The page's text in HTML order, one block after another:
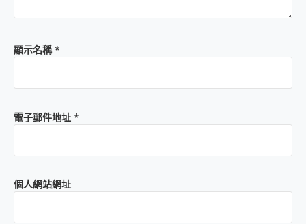
顯示名稱*
電子郵件地址 *
個人網站網址